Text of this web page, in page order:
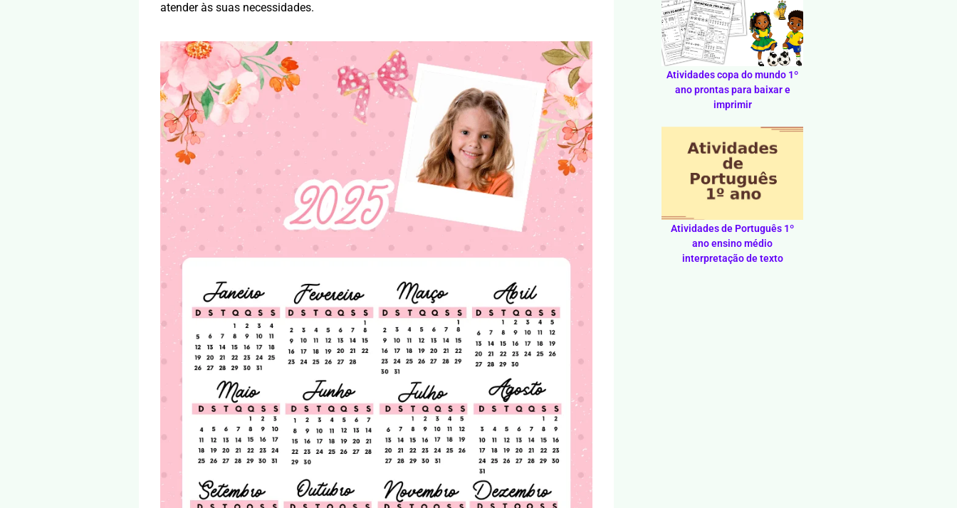
atender às suas necessidades.
Atividades copa do mundo 1º
ano prontas para baixar e
imprimir
Atividades de Português 1º
ano ensino médio
interpretação de texto